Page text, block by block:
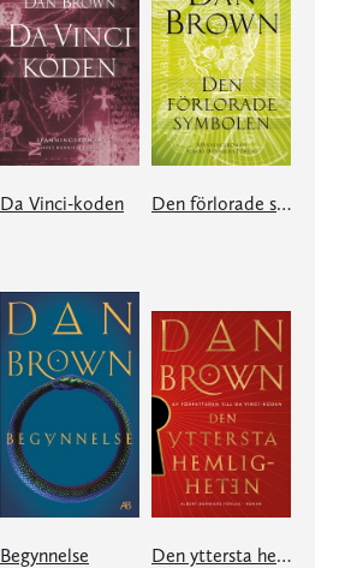
Da Vinci-koden Den förlorade symbolen
Begynnelse Den yttersta hemligheten